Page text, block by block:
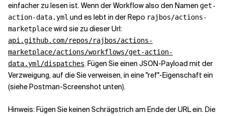
einfacher zu lesen ist. Wenn der Workflow also den Namen get-
action-data.yml und es lebt in der Repo rajbos/actions-
marketplacewird sie zu dieser Url:
api.github.com/repos/rajbos/actions-
marketplace/actions/workflows/get-action-
data.yml/dispatches. Fügen Sie einen JSON-Payload mit der
Verzweigung, auf die Sie verweisen, in eine "ref"-Eigenschaft ein
(siehe Postman-Screenshot unten).
Hinweis: Fügen Sie keinen Schrägstrich am Ende der URL ein. Die